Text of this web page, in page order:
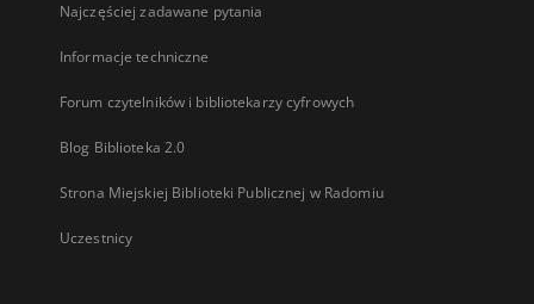
Najczęściej zadawane pytania
Informacje techniczne
Forum czytelników i bibliotekarzy cyfrowych
Blog Biblioteka 2.0
Strona Miejskiej Biblioteki Publicznej w Radomiu
Uczestnicy